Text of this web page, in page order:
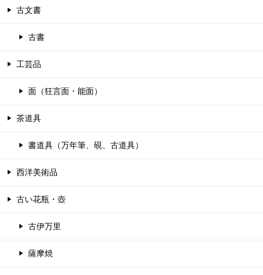
古文書
古書
工芸品
面（狂言面・能面）
茶道具
書道具（万年筆、硯、古道具）
西洋美術品
古い花瓶・壺
古伊万里
薩摩焼